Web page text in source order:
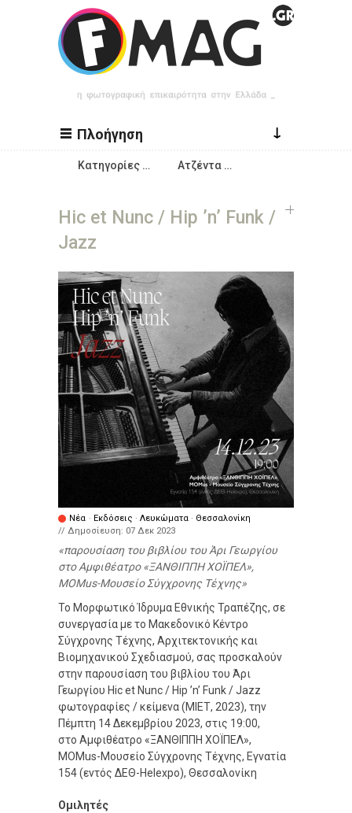
Παράκαμψη προς το κυρίως περιεχόμενο
Πλοήγηση ↓
Κατηγορίες … Ατζέντα …
Hic et Nunc / Hip ’n’ Funk /
Jazz
Νέα · Εκδόσεις · Λευκώματα · Θεσσαλονίκη
// Δημοσίευση: 07 Δεκ 2023
παρουσίαση του βιβλίου του Άρι Γεωργίου
στο Αμφιθέατρο «ΞΑΝΘΙΠΠΗ ΧΟΪΠΕΛ»,
MOMus-Μουσείο Σύγχρονης Τέχνης
Το Μορφωτικό Ίδρυμα Εθνικής Τραπέζης, σε
συνεργασία με το Μακεδονικό Κέντρο
Σύγχρονης Τέχνης, Αρχιτεκτονικής και
Βιομηχανικού Σχεδιασμού, σας προσκαλούν
στην παρουσίαση του βιβλίου του Άρι
Γεωργίου Hic et Nunc / Hip ’n’ Funk / Jazz
φωτογραφίες / κείμενα (ΜΙΕΤ, 2023), την
Πέμπτη 14 Δεκεμβρίου 2023, στις 19:00,
στο Αμφιθέατρο «ΞΑΝΘΙΠΠΗ ΧΟΪΠΕΛ»,
MOMus-Μουσείο Σύγχρονης Τέχνης, Εγνατία
154 (εντός ΔΕΘ-Helexpo), Θεσσαλονίκη
Ομιλητές